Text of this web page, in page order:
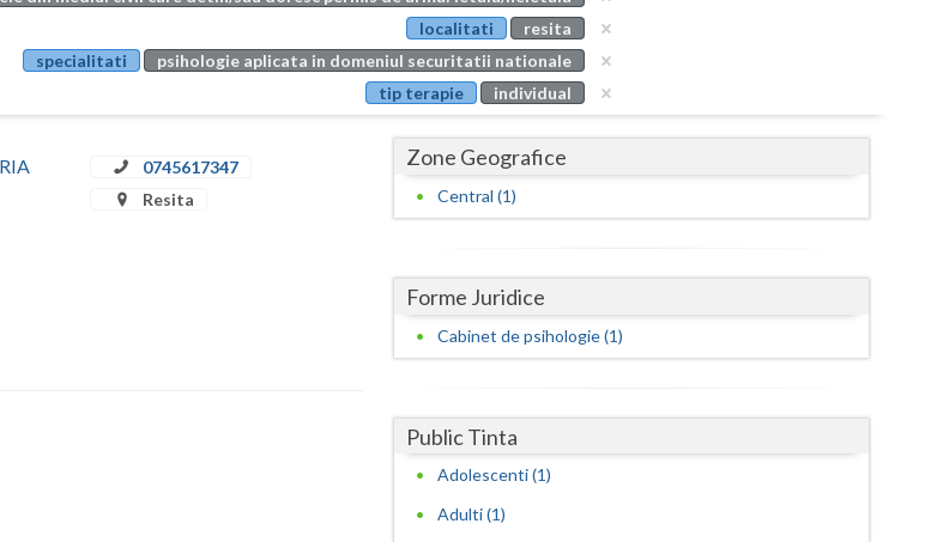
Buzau
Calarasi
Caras-Severin
Dolj
localitati
resita
specialitati
psihologie aplicata in domeniul securitatii nationale
tip terapie
individual
0745617347
Resita
Zone Geografice
Central (1)
Forme Juridice
Cabinet de psihologie (1)
Public Tinta
Adolescenti (1)
Adulti (1)